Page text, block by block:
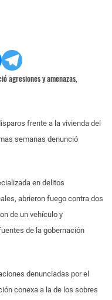
agresiones y amenazas,
frente a la vivienda del
semanas denunció
en delitos
abrieron fuego contra dos
de un vehículo y
de la gobernación
denunciadas por el
conexa a la de los sobres